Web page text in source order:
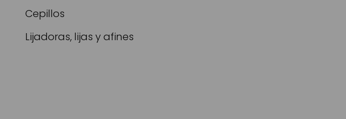
Cepillos
Lijadoras, lijas y afines